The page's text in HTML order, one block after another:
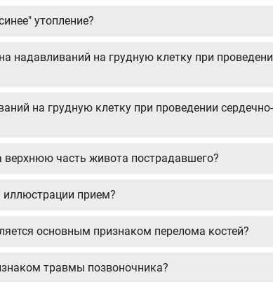
утопление?
надавливаний на грудную клетку при
на грудную клетку при проведении
верхнюю часть живота пострадавшего?
иллюстрации прием?
основным признаком перелома костей?
травмы позвоночника?